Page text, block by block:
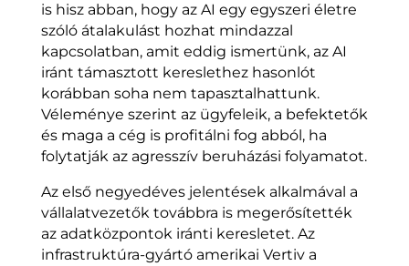
is hisz abban, hogy az AI egy egyszeri életre
szóló átalakulást hozhat mindazzal
kapcsolatban, amit eddig ismertünk, az AI
iránt támasztott kereslethez hasonlót
korábban soha nem tapasztalhattunk.
Véleménye szerint az ügyfeleik, a befektetők
és maga a cég is profitálni fog abból, ha
folytatják az agresszív beruházási folyamatot.
Az első negyedéves jelentések alkalmával a
vállalatvezetők továbbra is megerősítették
az adatközpontok iránti keresletet. Az
infrastruktúra-gyártó amerikai Vertiv a